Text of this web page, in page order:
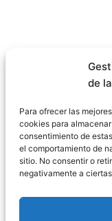
de
Para ofrecer las
cookies para
consentimiento de
el comportamiento de
sitio. No consentir o
negativamente a